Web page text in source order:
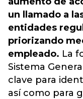
un llamado a
entidades
priorizando
empleado. La
Sistema
clave para
así como para